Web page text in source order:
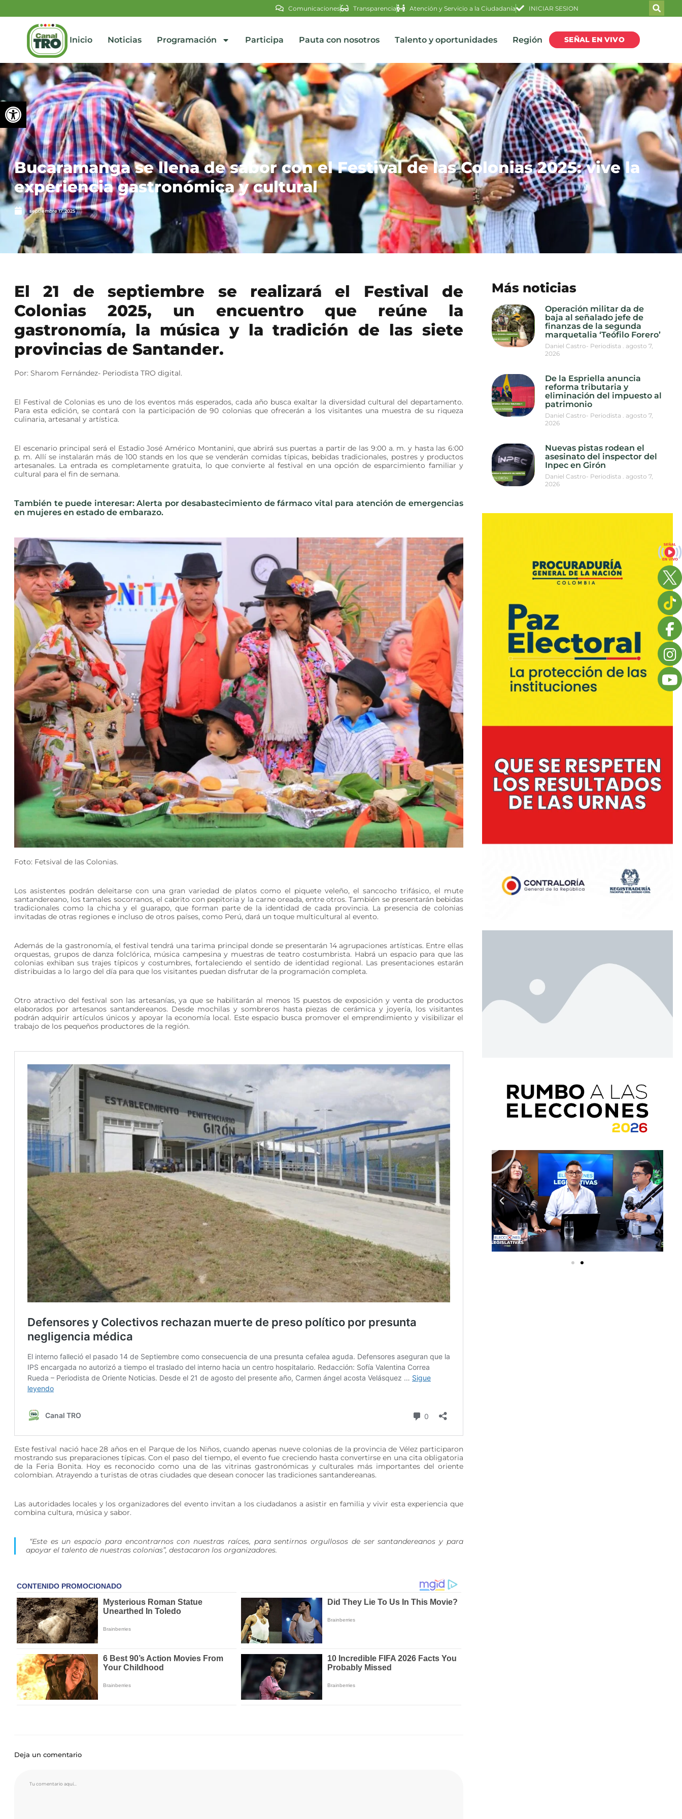
Abrir barra de herramientas
Comunicaciones Transparencia Atención y Servicio a la Ciudadanía INICIAR SESION
Inicio Noticias Programación Participa Pauta con nosotros Talento y oportunidades Región SEÑAL EN VIVO
Bucaramanga se llena de sabor con el Festival de las Colonias 2025: vive la
experiencia gastronómica y cultural
septiembre 17, 2025
El 21 de septiembre se realizará el Festival de
Colonias 2025, un encuentro que reúne la
gastronomía, la música y la tradición de las siete
provincias de Santander.
Por: Sharom Fernández- Periodista TRO digital.
El Festival de Colonias es uno de los eventos más esperados, cada año busca exaltar la diversidad cultural del departamento.
Para esta edición, se contará con la participación de 90 colonias que ofrecerán a los visitantes una muestra de su riqueza
culinaria, artesanal y artística.
El escenario principal será el Estadio José Américo Montanini, que abrirá sus puertas a partir de las 9:00 a. m. y hasta las 6:00
p. m. Allí se instalarán más de 100 stands en los que se venderán comidas típicas, bebidas tradicionales, postres y productos
artesanales. La entrada es completamente gratuita, lo que convierte al festival en una opción de esparcimiento familiar y
cultural para el fin de semana.
También te puede interesar: Alerta por desabastecimiento de fármaco vital para atención de emergencias
en mujeres en estado de embarazo.
Foto: Fetsival de las Colonias.
Los asistentes podrán deleitarse con una gran variedad de platos como el piquete veleño, el sancocho trifásico, el mute
santandereano, los tamales socorranos, el cabrito con pepitoria y la carne oreada, entre otros. También se presentarán bebidas
tradicionales como la chicha y el guarapo, que forman parte de la identidad de cada provincia. La presencia de colonias
invitadas de otras regiones e incluso de otros países, como Perú, dará un toque multicultural al evento.
Además de la gastronomía, el festival tendrá una tarima principal donde se presentarán 14 agrupaciones artísticas. Entre ellas
orquestas, grupos de danza folclórica, música campesina y muestras de teatro costumbrista. Habrá un espacio para que las
colonias exhiban sus trajes típicos y costumbres, fortaleciendo el sentido de identidad regional. Las presentaciones estarán
distribuidas a lo largo del día para que los visitantes puedan disfrutar de la programación completa.
Otro atractivo del festival son las artesanías, ya que se habilitarán al menos 15 puestos de exposición y venta de productos
elaborados por artesanos santandereanos. Desde mochilas y sombreros hasta piezas de cerámica y joyería, los visitantes
podrán adquirir artículos únicos y apoyar la economía local. Este espacio busca promover el emprendimiento y visibilizar el
trabajo de los pequeños productores de la región.
Este festival nació hace 28 años en el Parque de los Niños, cuando apenas nueve colonias de la provincia de Vélez participaron
mostrando sus preparaciones típicas. Con el paso del tiempo, el evento fue creciendo hasta convertirse en una cita obligatoria
de la Feria Bonita. Hoy es reconocido como una de las vitrinas gastronómicas y culturales más importantes del oriente
colombian. Atrayendo a turistas de otras ciudades que desean conocer las tradiciones santandereanas.
Las autoridades locales y los organizadores del evento invitan a los ciudadanos a asistir en familia y vivir esta experiencia que
combina cultura, música y sabor.
“Este es un espacio para encontrarnos con nuestras raíces, para sentirnos orgullosos de ser santandereanos y para
apoyar el talento de nuestras colonias”, destacaron los organizadores.
Deja un comentario
Más noticias
Operación militar da de
baja al señalado jefe de
finanzas de la segunda
marquetalia ‘Teófilo Forero’
Daniel Castro- Periodista
agosto 7,
2026
De la Espriella anuncia
reforma tributaria y
eliminación del impuesto al
patrimonio
Daniel Castro- Periodista
agosto 7,
2026
Nuevas pistas rodean el
asesinato del inspector del
Inpec en Girón
Daniel Castro- Periodista
agosto 7,
2026